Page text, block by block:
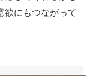
欲にもつながって